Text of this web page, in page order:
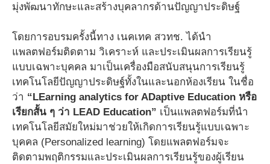
มุ่งพัฒนาทักษะและสร้างบุคลากรด้านปัญญาประดิษฐ์
โดยการอบรมครั้งนี้ทาง เนคเทค สวทช. ได้นำ
แพลตฟอร์มติดตาม วิเคราะห์ และประเมินผลการเรียนรู้
แบบเฉพาะบุคคล มาเป็นเครื่องมือสนับสนุนการเรียนรู้
เทคโนโลยีปัญญาประดิษฐ์ทั้งในและนอกห้องเรียน ในชื่อ
ว่า “LEarning analytics for ADaptive Education หรือ
เรียกสั้น ๆ ว่า LEAD Education” เป็นแพลตฟอร์มที่นำ
เทคโนโลยีสมัยใหม่มาช่วยให้เกิดการเรียนรู้แบบเฉพาะ
บุคคล (Personalized learning) โดยแพลตฟอร์มจะ
ติดตามพฤติกรรมและประเมินผลการเรียนรู้ของผู้เรียน